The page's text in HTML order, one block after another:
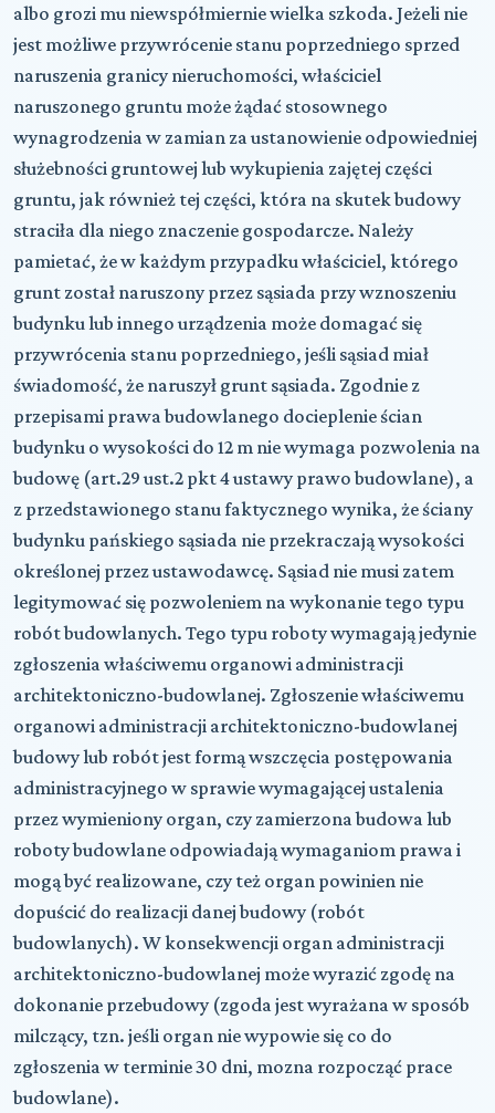
albo grozi mu niewspółmiernie wielka szkoda. Jeżeli nie
jest możliwe przywrócenie stanu poprzedniego sprzed
naruszenia granicy nieruchomości, właściciel
naruszonego gruntu może żądać stosownego
wynagrodzenia w zamian za ustanowienie odpowiedniej
służebności gruntowej lub wykupienia zajętej części
gruntu, jak również tej części, która na skutek budowy
straciła dla niego znaczenie gospodarcze. Należy
pamietać, że w każdym przypadku właściciel, którego
grunt został naruszony przez sąsiada przy wznoszeniu
budynku lub innego urządzenia może domagać się
przywrócenia stanu poprzedniego, jeśli sąsiad miał
świadomość, że naruszył grunt sąsiada. Zgodnie z
przepisami prawa budowlanego docieplenie ścian
budynku o wysokości do 12 m nie wymaga pozwolenia na
budowę (art.29 ust.2 pkt 4 ustawy prawo budowlane), a
z przedstawionego stanu faktycznego wynika, że ściany
budynku pańskiego sąsiada nie przekraczają wysokości
określonej przez ustawodawcę. Sąsiad nie musi zatem
legitymować się pozwoleniem na wykonanie tego typu
robót budowlanych. Tego typu roboty wymagają jedynie
zgłoszenia właściwemu organowi administracji
architektoniczno-budowlanej. Zgłoszenie właściwemu
organowi administracji architektoniczno-budowlanej
budowy lub robót jest formą wszczęcia postępowania
administracyjnego w sprawie wymagającej ustalenia
przez wymieniony organ, czy zamierzona budowa lub
roboty budowlane odpowiadają wymaganiom prawa i
mogą być realizowane, czy też organ powinien nie
dopuścić do realizacji danej budowy (robót
budowlanych). W konsekwencji organ administracji
architektoniczno-budowlanej może wyrazić zgodę na
dokonanie przebudowy (zgoda jest wyrażana w sposób
milczący, tzn. jeśli organ nie wypowie się co do
zgłoszenia w terminie 30 dni, mozna rozpocząć prace
budowlane).